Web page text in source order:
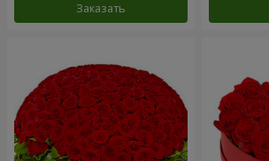
Заказать